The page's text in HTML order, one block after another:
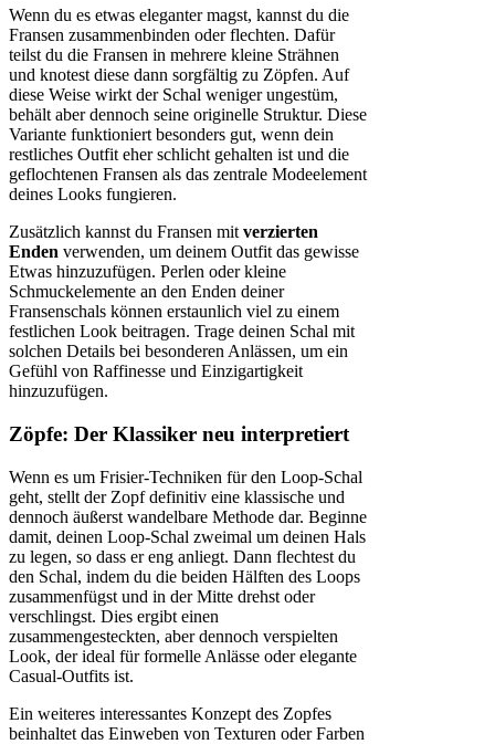
Wenn du es etwas eleganter magst, kannst du die
Fransen zusammenbinden oder flechten. Dafür
teilst du die Fransen in mehrere kleine Strähnen
und knotest diese dann sorgfältig zu Zöpfen. Auf
diese Weise wirkt der Schal weniger ungestüm,
behält aber dennoch seine originelle Struktur. Diese
Variante funktioniert besonders gut, wenn dein
restliches Outfit eher schlicht gehalten ist und die
geflochtenen Fransen als das zentrale Modeelement
deines Looks fungieren.
Zusätzlich kannst du Fransen mit verzierten
Enden verwenden, um deinem Outfit das gewisse
Etwas hinzuzufügen. Perlen oder kleine
Schmuckelemente an den Enden deiner
Fransenschals können erstaunlich viel zu einem
festlichen Look beitragen. Trage deinen Schal mit
solchen Details bei besonderen Anlässen, um ein
Gefühl von Raffinesse und Einzigartigkeit
hinzuzufügen.
Zöpfe: Der Klassiker neu interpretiert
Wenn es um Frisier-Techniken für den Loop-Schal
geht, stellt der Zopf definitiv eine klassische und
dennoch äußerst wandelbare Methode dar. Beginne
damit, deinen Loop-Schal zweimal um deinen Hals
zu legen, so dass er eng anliegt. Dann flechtest du
den Schal, indem du die beiden Hälften des Loops
zusammenfügst und in der Mitte drehst oder
verschlingst. Dies ergibt einen
zusammengesteckten, aber dennoch verspielten
Look, der ideal für formelle Anlässe oder elegante
Casual-Outfits ist.
Ein weiteres interessantes Konzept des Zopfes
beinhaltet das Einweben von Texturen oder Farben